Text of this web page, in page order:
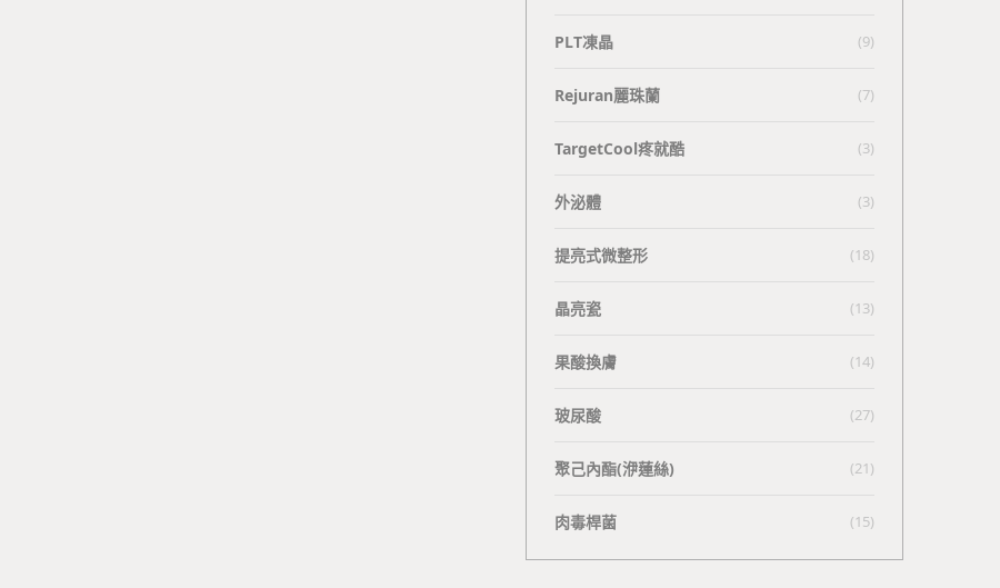
PLT凍晶 (9)
Rejuran麗珠蘭 (7)
TargetCool疼就酷 (3)
外泌體 (3)
提亮式微整形 (18)
晶亮瓷 (13)
果酸換膚 (14)
玻尿酸 (27)
聚己內酯(洢蓮絲) (21)
肉毒桿菌 (15)